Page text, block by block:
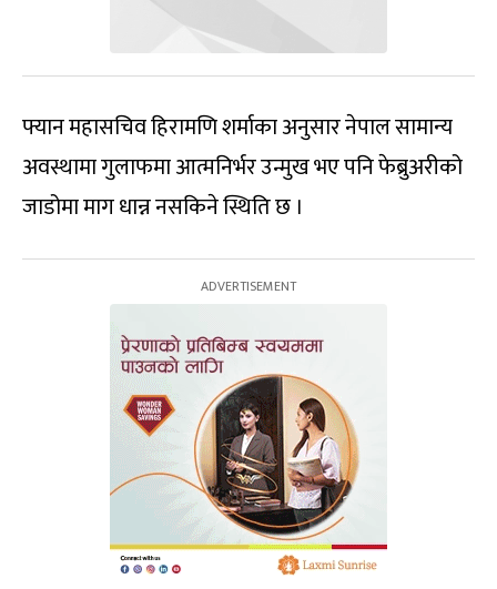
फ्यान महासचिव हिरामणि शर्माका अनुसार नेपाल सामान्य
अवस्थामा गुलाफमा आत्मनिर्भर उन्मुख भए पनि फेब्रुअरीको
जाडोमा माग धान्न नसकिने स्थिति छ ।